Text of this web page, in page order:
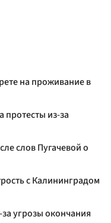
на проживание в
из-за
слов Пугачевой о
с Калининградом
угрозы окончания